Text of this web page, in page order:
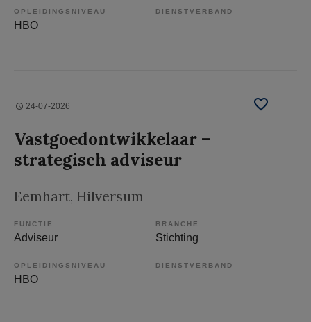
OPLEIDINGSNIVEAU
HBO
DIENSTVERBAND
24-07-2026
Vastgoedontwikkelaar –
strategisch adviseur
Eemhart, Hilversum
FUNCTIE
Adviseur
BRANCHE
Stichting
OPLEIDINGSNIVEAU
HBO
DIENSTVERBAND